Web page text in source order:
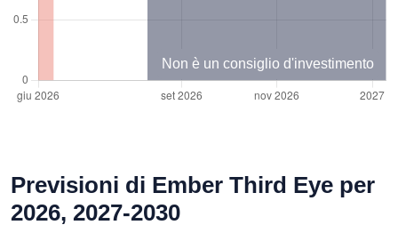
Non è un consiglio d'investimento
Previsioni di Ember Third Eye per
2026, 2027-2030